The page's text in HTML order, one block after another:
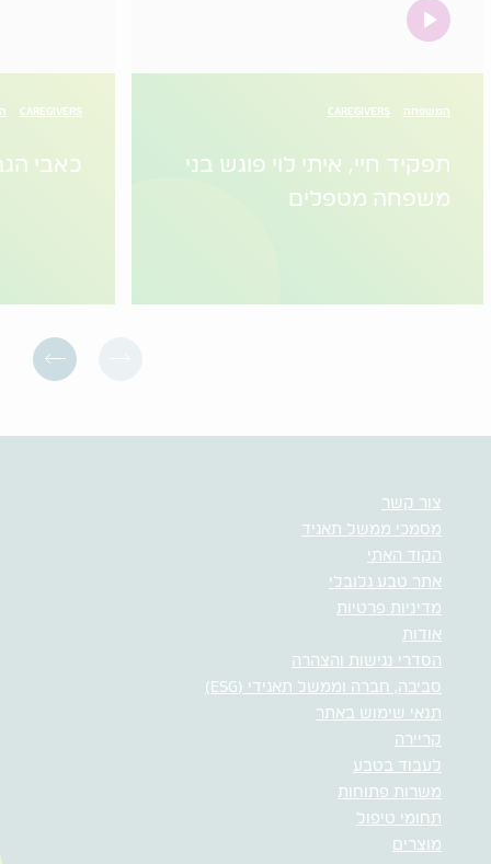
video
המשפחה CAREGIVERS
תפקיד חיי, איתי לוי פוגש בני
משפחה מטפלים
CAREGIVERS
כאבי
צור קשר
מסמכי ממשל תאגיד
הקוד האתי
אתר טבע גלובלי
מדיניות פרטיות
אודות
הסדרי נגישות והצהרה
סביבה, חברה וממשל תאגידי (ESG)
תנאי שימוש באתר
קריירה
לעבוד בטבע
משרות פתוחות
תחומי טיפול
מוצרים